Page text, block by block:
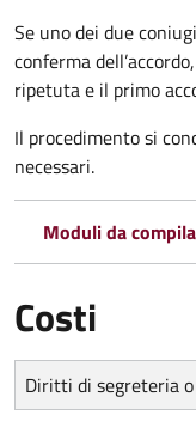
Se uno dei due
conferma
ripetuta e il primo
Il procedimento si
necessari.
Moduli da
Costi
Diritti di segreteria